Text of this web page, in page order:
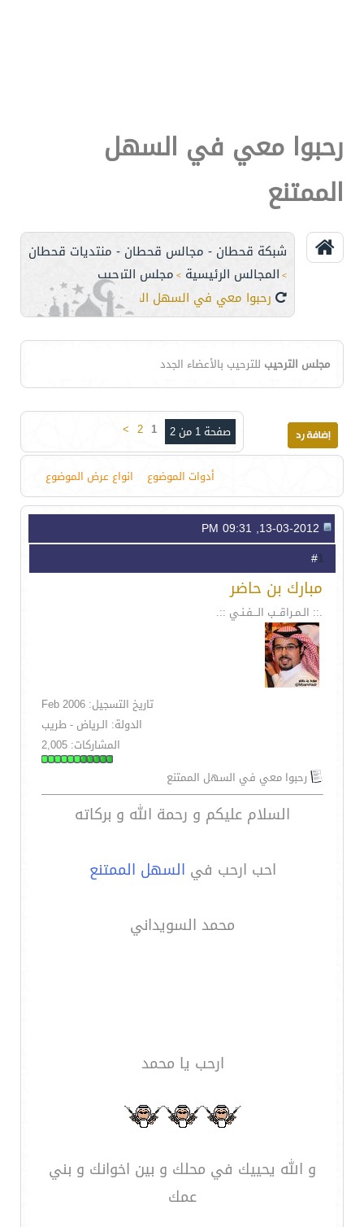
رحبوا معي في السهل
الممتنع
شبكة قحطان - مجالس قحطان - منتديات قحطان
> المجالس الرئيسية > مجلس الترحيب
رحبوا معي في السهل الممتنع
مجلس الترحيب للترحيب بالأعضاء الجدد
صفحة 1 من 2 1
2
>
أدوات الموضوع انواع عرض الموضوع
1
مبارك بن حاضر
.:: الـمـراقــب الـــفـنـي ::.
تاريخ التسجيل: Feb 2006
الدولة: الـرياض - طريب
المشاركات: 2,005
رحبوا معي في السهل الممتنع
السلام عليكم و رحمة الله و بركاته
احب ارحب في السهل الممتنع
محمد السويداني
ارحب يا محمد
و الله يحييك في محلك و بين اخوانك و بني
عمك